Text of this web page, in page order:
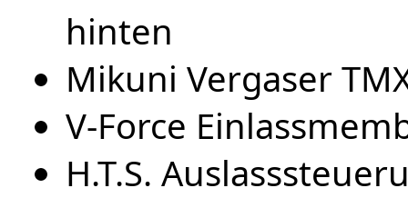
hinten
Mikuni Vergaser
V-Force
H.T.S.